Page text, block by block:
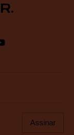
Assinar